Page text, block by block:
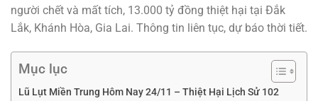
người chết và mất tích, 13.000 tỷ đồng thiệt hại tại Đắk
Lắk, Khánh Hòa, Gia Lai. Thông tin liên tục, dự báo thời tiết.
Mục lục
Lũ Lụt Miền Trung Hôm Nay 24/11 – Thiệt Hại Lịch Sử 102